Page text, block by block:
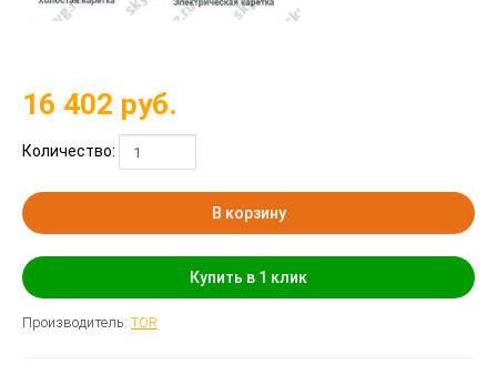
16 402 руб.
Количество:
В корзину
Купить в 1 клик
Производитель: TOR